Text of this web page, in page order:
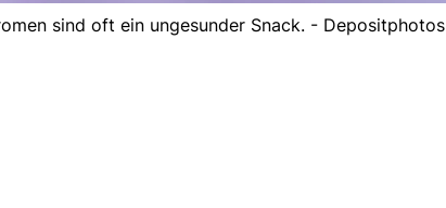
sind oft ein ungesunder Snack. - Depositphotos